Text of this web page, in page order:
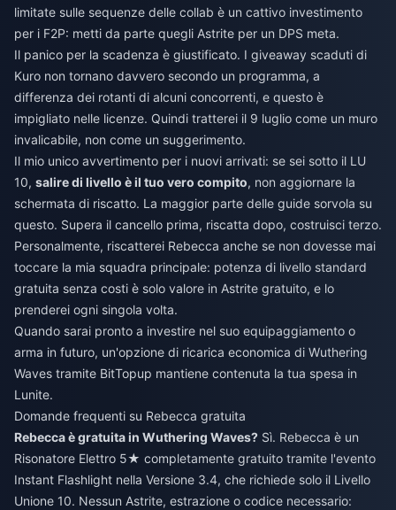
limitate sulle sequenze delle collab è un cattivo investimento
per i F2P: metti da parte quegli Astrite per un DPS meta.
Il panico per la scadenza è giustificato. I giveaway scaduti di
Kuro non tornano davvero secondo un programma, a
differenza dei rotanti di alcuni concorrenti, e questo è
impigliato nelle licenze. Quindi tratterei il 9 luglio come un muro
invalicabile, non come un suggerimento.
Il mio unico avvertimento per i nuovi arrivati: se sei sotto il LU
10, salire di livello è il tuo vero compito, non aggiornare la
schermata di riscatto. La maggior parte delle guide sorvola su
questo. Supera il cancello prima, riscatta dopo, costruisci terzo.
Personalmente, riscatterei Rebecca anche se non dovesse mai
toccare la mia squadra principale: potenza di livello standard
gratuita senza costi è solo valore in Astrite gratuito, e lo
prenderei ogni singola volta.
Quando sarai pronto a investire nel suo equipaggiamento o
arma in futuro, un'opzione di ricarica economica di Wuthering
Waves tramite BitTopup mantiene contenuta la tua spesa in
Lunite.
Domande frequenti su Rebecca gratuita
Rebecca è gratuita in Wuthering Waves? Sì. Rebecca è un
Risonatore Elettro 5★ completamente gratuito tramite l'evento
Instant Flashlight nella Versione 3.4, che richiede solo il Livello
Unione 10. Nessun Astrite, estrazione o codice necessario: